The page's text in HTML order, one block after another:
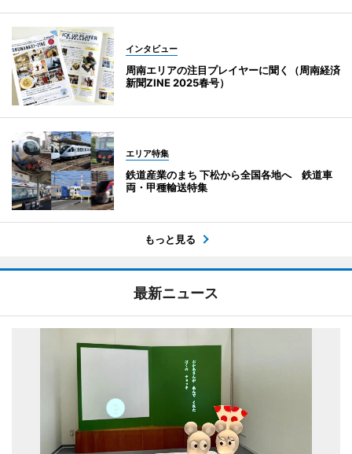
インタビュー
周南エリアの注目プレイヤーに聞く（周南経済
新聞ZINE 2025春号）
エリア特集
鉄道産業のまち 下松から全国各地へ 鉄道車
両・甲種輸送特集
もっと見る
最新ニュース